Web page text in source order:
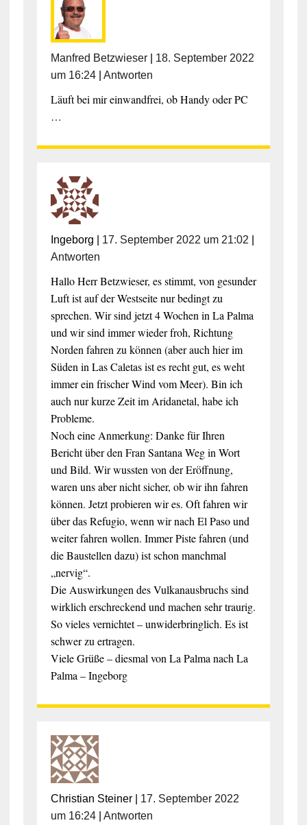
Manfred Betzwieser| 18. September 2022
um 16:24| Antworten
Läuft bei mir einwandfrei, ob Handy oder PC
…
Ingeborg 17. September 2022 um 21:02
Antworten
Hallo Herr Betzwieser, es stimmt, von gesunder
Luft ist auf der Westseite nur bedingt zu
sprechen. Wir sind jetzt 4 Wochen in La Palma
und wir sind immer wieder froh, Richtung
Norden fahren zu können (aber auch hier im
Süden in Las Caletas ist es recht gut, es weht
immer ein frischer Wind vom Meer). Bin ich
auch nur kurze Zeit im Aridanetal, habe ich
Probleme.
Noch eine Anmerkung: Danke für Ihren
Bericht über den Fran Santana Weg in Wort
und Bild. Wir wussten von der Eröffnung,
waren uns aber nicht sicher, ob wir ihn fahren
können. Jetzt probieren wir es. Oft fahren wir
über das Refugio, wenn wir nach El Paso und
weiter fahren wollen. Immer Piste fahren (und
die Baustellen dazu) ist schon manchmal
„nervig“.
Die Auswirkungen des Vulkanausbruchs sind
wirklich erschreckend und machen sehr traurig.
So vieles vernichtet – unwiderbringlich. Es ist
schwer zu ertragen.
Viele Grüße – diesmal von La Palma nach La
Palma – Ingeborg
Christian Steiner| 17. September 2022
um 16:24| Antworten